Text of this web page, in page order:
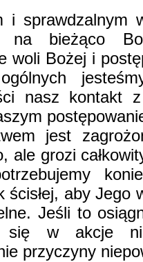
i sprawdzalnym
na bieżąco
woli Bożej i
nasz kontakt
jest
ale grozi
ścisłej, aby Jego
Jeśli to
się w akcje
przyczyny